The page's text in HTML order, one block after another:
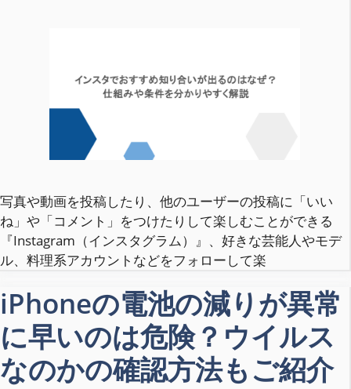
写真や動画を投稿したり、他のユーザーの投稿に「いい
ね」や「コメント」をつけたりして楽しむことができる
『Instagram（インスタグラム）』、好きな芸能人やモデ
ル、料理系アカウントなどをフォローして楽
iPhoneの電池の減りが異常
に早いのは危険？ウイルス
なのかの確認方法もご紹介